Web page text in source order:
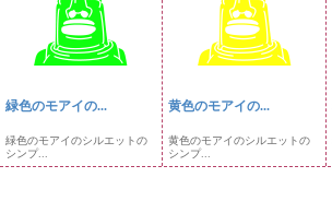
緑色のモアイの...
緑色のモアイのシルエットの
シンプ...
黄色のモアイの...
黄色のモアイのシルエットの
シンプ...